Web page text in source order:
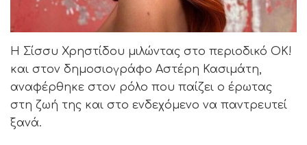
Η Σίσσυ Χρηστίδου μιλώντας στο περιοδικό ΟΚ!
και στον δημοσιογράφο Αστέρη Κασιμάτη,
αναφέρθηκε στον ρόλο που παίζει ο έρωτας
στη ζωή της και στο ενδεχόμενο να παντρευτεί
ξανά.